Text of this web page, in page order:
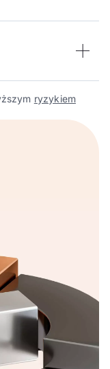
ryzykiem